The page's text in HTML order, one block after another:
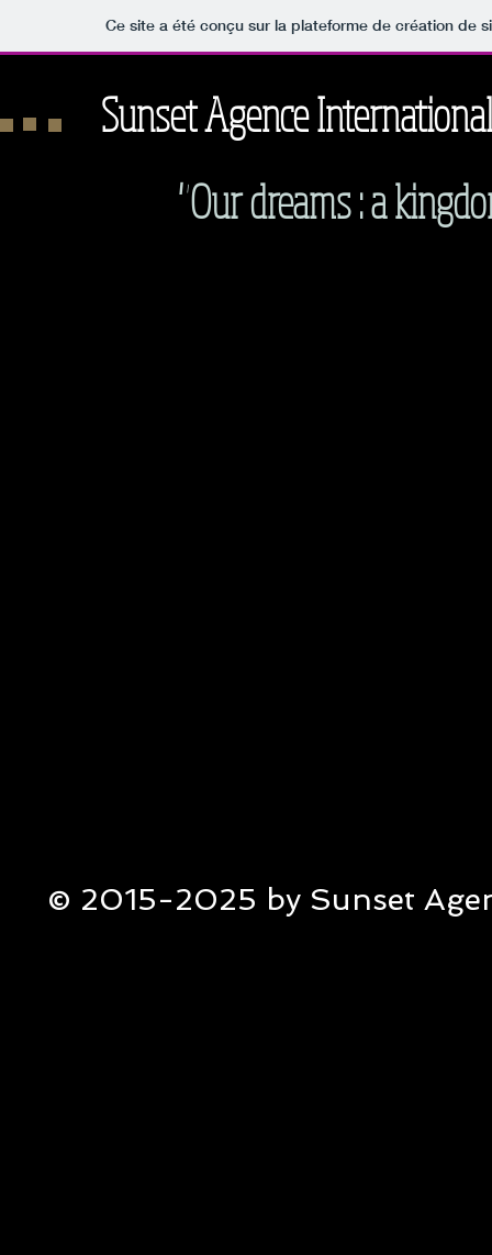
Ce site a été conçu sur la plateforme de création de
Sunset Agence
"Our dreams : a
© 2015-2025 by Sunset